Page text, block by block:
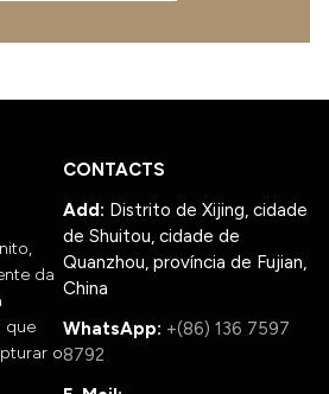
da
que
o
CONTACTS
Add: Distrito de Xijing, cidade
de Shuitou, cidade de
Quanzhou, província de Fujian,
China
WhatsApp: +(86) 136 7597
8792